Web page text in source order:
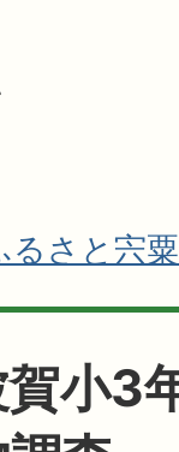
るさと宍粟
小3